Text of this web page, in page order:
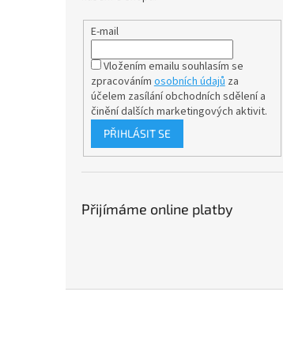
E-mail
Vložením emailu souhlasím se
zpracováním osobních údajů za
účelem zasílání obchodních sdělení a
činění dalších marketingových aktivit.
PŘIHLÁSIT SE
Přijímáme online platby